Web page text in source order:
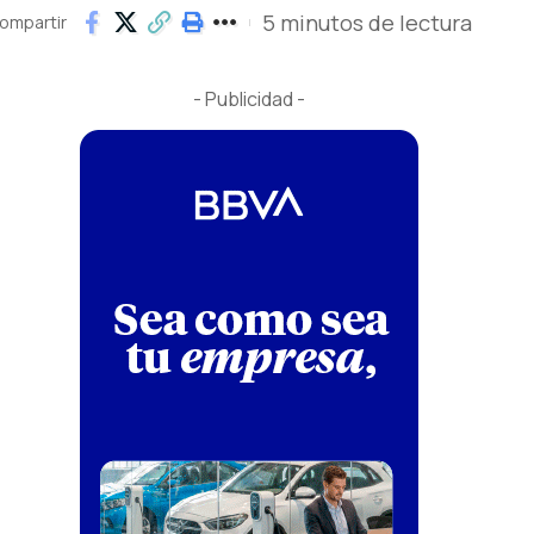
5 minutos de lectura
- Publicidad -